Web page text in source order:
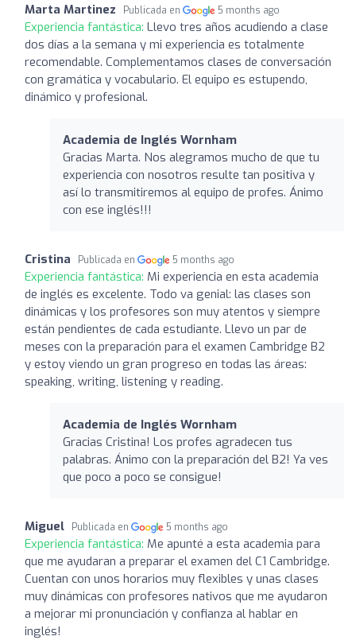
Marta Martinez Publicada en 5 months ago
Experiencia fantástica: Llevo tres años acudiendo a clase
dos días a la semana y mi experiencia es totalmente
recomendable. Complementamos clases de conversación
con gramática y vocabulario. El equipo es estupendo,
dinámico y profesional.
Academia de Inglés Wornham
Gracias Marta. Nos alegramos mucho de que tu
experiencia con nosotros resulte tan positiva y
así lo transmitiremos al equipo de profes. Ánimo
con ese inglés!!!
Cristina Publicada en 5 months ago
Experiencia fantástica: Mi experiencia en esta academia
de inglés es excelente. Todo va genial: las clases son
dinámicas y los profesores son muy atentos y siempre
están pendientes de cada estudiante. Llevo un par de
meses con la preparación para el examen Cambridge B2
y estoy viendo un gran progreso en todas las áreas:
speaking, writing, listening y reading.
Academia de Inglés Wornham
Gracias Cristina! Los profes agradecen tus
palabras. Ánimo con la preparación del B2! Ya ves
que poco a poco se consigue!
Miguel Publicada en 5 months ago
Experiencia fantástica: Me apunté a esta academia para
que me ayudaran a preparar el examen del C1 Cambridge.
Cuentan con unos horarios muy flexibles y unas clases
muy dinámicas con profesores nativos que me ayudaron
a mejorar mi pronunciación y confianza al hablar en
inglés!